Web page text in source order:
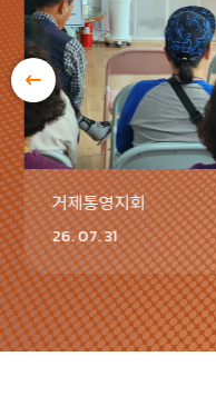
거제통영지회
26. 07. 31